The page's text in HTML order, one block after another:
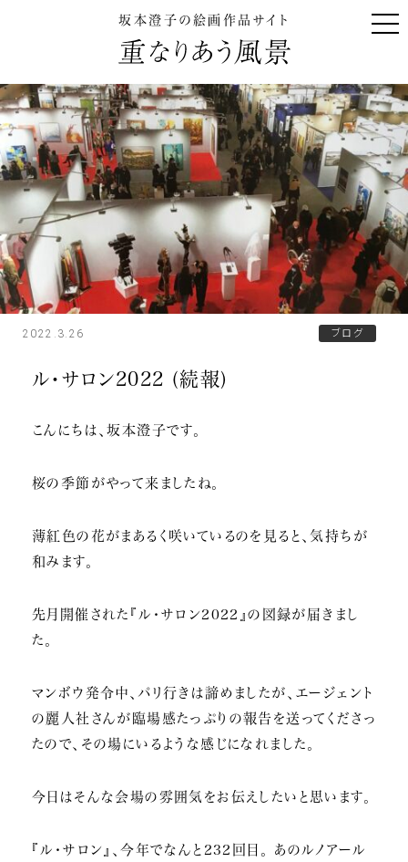
坂本澄子の絵画作品サイト
2022.3.26 ブログ
ル・サロン2022 (続報)
こんにちは、坂本澄子です。
桜の季節がやって来ましたね。
薄紅色の花がまあるく咲いているのを見ると、気持ちが
和みます。
先月開催された『ル・サロン2022』の図録が届きまし
た。
マンボウ発令中、パリ行きは諦めましたが、エージェント
の麗人社さんが臨場感たっぷりの報告を送ってくださっ
たので、その場にいるような感じになれました。
今日はそんな会場の雰囲気をお伝えしたいと思います。
『ル・サロン』、今年でなんと232回目。 あのルノアール